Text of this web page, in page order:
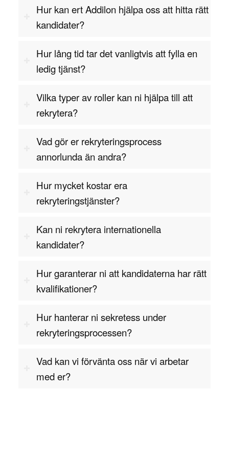
lösningar, såsom Microsoft Azure Active
Directory, Okta, eller ForgeRock, är också
förståelse för hur man implementerar dessa
system och integrerar dem med företagets
Analytisk förmåga är en viktig egenskap eftersom
analysera åtkomstdata för att upptäcka potentiella
risker eller avvikelser i åtkomstmönstren. De
åtgärder för att snabbt lösa problem som uppstår.
Ledarskapsförmåga är också avgörande, särskilt
säkerhetslösningar och måste utbilda eller
vägleda andra anställda i hur systemet används.
IT-säkerhetsteamet och andra avdelningar för att
säkerställa att säkerhetspolicyerna följs.
IAM-expert – Branscher där expertisen
behövs
branscher där skydd av digitala identiteter och
åtkomst till system är kritiskt för verksamheten.
Hur kan ert Addilon hjälpa oss att hitta rätt
kandidater?
Hur lång tid tar det vanligtvis att fylla en
ledig tjänst?
Vilka typer av roller kan ni hjälpa till att
rekrytera?
Vad gör er rekryteringsprocess
annorlunda än andra?
Hur mycket kostar era
rekryteringstjänster?
Kan ni rekrytera internationella
kandidater?
Hur garanterar ni att kandidaterna har rätt
kvalifikationer?
Hur hanterar ni sekretess under
rekryteringsprocessen?
Vad kan vi förvänta oss när vi arbetar
med er?